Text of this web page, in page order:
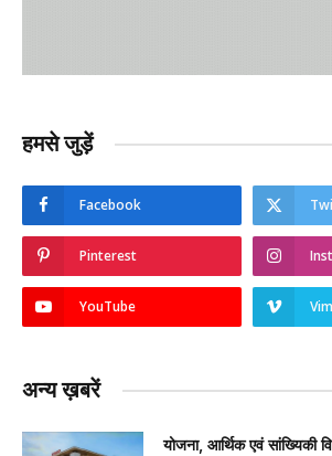
हमसे जुड़ें
Facebook
Pinterest
YouTube
अन्य ख़बरें
योजना, आर्थिक एवं सांख्यिकी